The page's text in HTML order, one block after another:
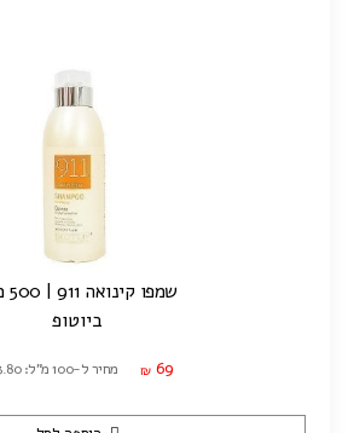
שמפו קינואה 911 | 500 מ"ל
ביוטופ
₪ 69 מחיר ל-100 מ"ל: ₪13.80